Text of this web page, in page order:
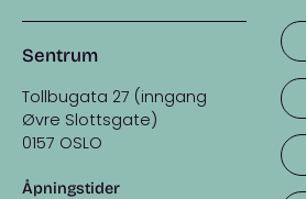
Sentrum
Tollbugata 27 (inngang
Øvre Slottsgate)
0157 OSLO
Åpningstider